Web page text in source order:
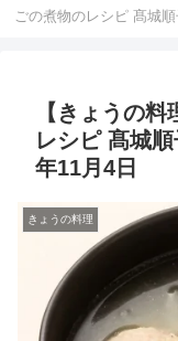
ごの煮物のレシピ 髙城
【きょうの
レシピ 髙城
年11月4日
きょうの料理